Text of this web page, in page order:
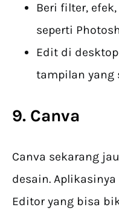
Beri filter,
seperti
Edit di
tampilan yang
9. Canva
Canva sekarang
desain.
Editor yang bisa